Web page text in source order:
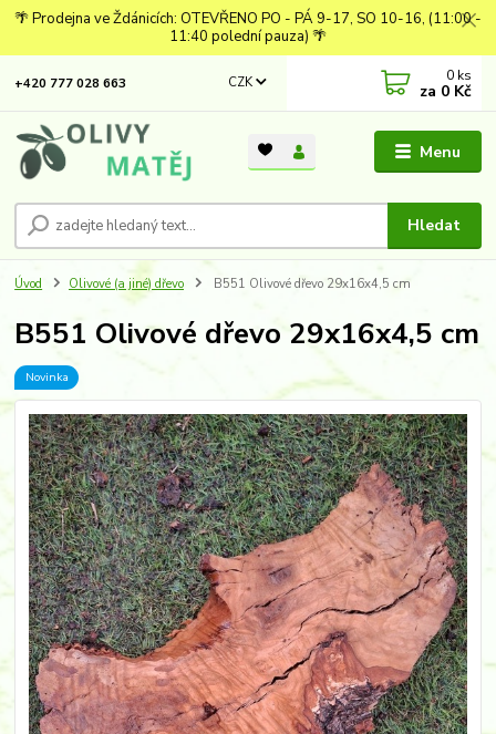
🌴 Prodejna ve Ždánicích: OTEVŘENO PO - PÁ 9-17, SO 10-16, (11:00 -
11:40 polední pauza) 🌴
Menu
CZK
Hledat
+420 777 028 663 0 ks
za 0 Kč
Úvod Olivové (a jiné) dřevo B551 Olivové dřevo 29x16x4,5 cm
B551 Olivové dřevo 29x16x4,5 cm
Novinka